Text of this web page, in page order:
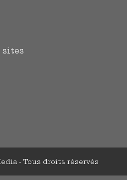
sites
- Tous droits réservés